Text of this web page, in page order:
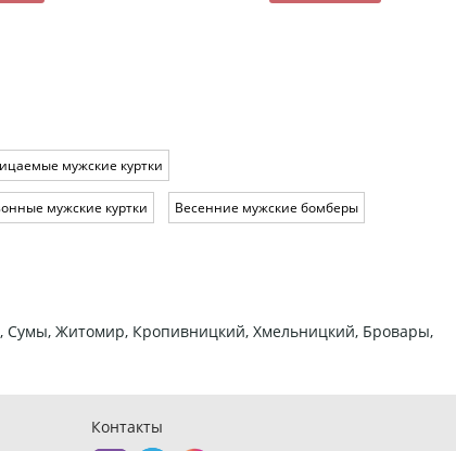
мужские куртки
мужские куртки Весенние мужские бомберы
Сумы, Житомир, Кропивницкий, Хмельницкий, Бровары,
Контакты